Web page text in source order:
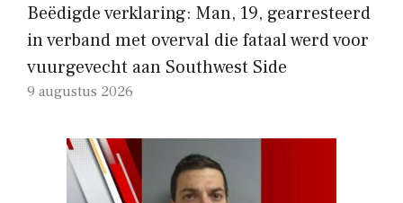
Beëdigde verklaring: Man, 19, gearresteerd
in verband met overval die fataal werd voor
vuurgevecht aan Southwest Side
9 augustus 2026